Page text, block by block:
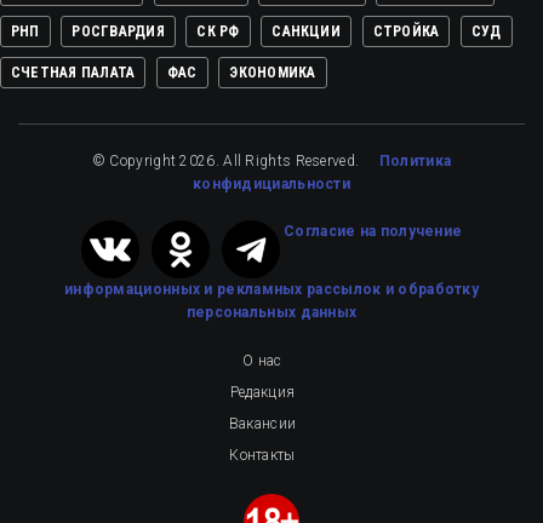
РНП РОСГВАРДИЯ СК РФ САНКЦИИ СТРОЙКА СУД
СЧЕТНАЯ ПАЛАТА ФАС ЭКОНОМИКА
© Copyright 2026. All Rights Reserved. Политика
конфидициальности
Cогласие на получение
информационных и рекламных рассылок и обработку
персональных данных
О нас
Редакция
Вакансии
Контакты